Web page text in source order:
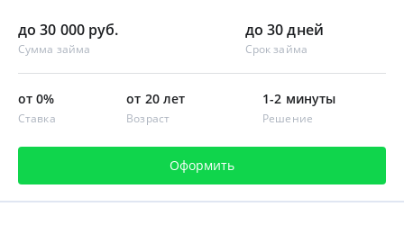
до 30 000 руб.
Сумма займа
до 30 дней
Срок займа
от 0%
Ставка
от 20 лет
Возраст
1-2 минуты
Решение
Оформить